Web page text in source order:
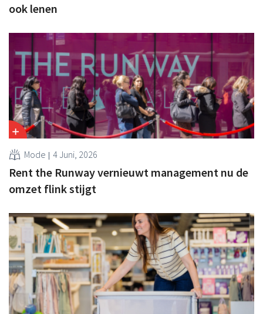
ook lenen
Mode 4 Juni, 2026
Rent the Runway vernieuwt management nu de
omzet flink stijgt